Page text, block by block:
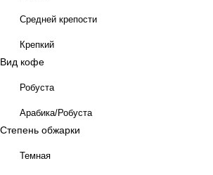
Средней крепости
Крепкий
Вид кофе
Робуста
Арабика/Робуста
Степень обжарки
Темная